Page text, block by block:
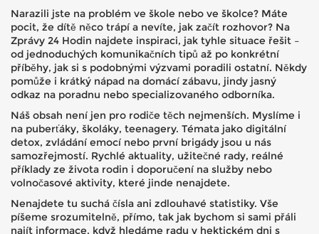
Narazili jste na problém ve škole nebo ve školce? Máte
pocit, že dítě něco trápí a nevíte, jak začít rozhovor? Na
Zprávy 24 Hodin najdete inspiraci, jak tyhle situace řešit –
od jednoduchých komunikačních tipů až po konkrétní
příběhy, jak si s podobnými výzvami poradili ostatní. Někdy
pomůže i krátký nápad na domácí zábavu, jindy jasný
odkaz na poradnu nebo specializovaného odborníka.
Náš obsah není jen pro rodiče těch nejmenších. Myslíme i
na puberťáky, školáky, teenagery. Témata jako digitální
detox, zvládání emocí nebo první brigády jsou u nás
samozřejmostí. Rychlé aktuality, užitečné rady, reálné
příklady ze života rodin i doporučení na služby nebo
volnočasové aktivity, které jinde nenajdete.
Nenajdete tu suchá čísla ani zdlouhavé statistiky. Vše
píšeme srozumitelně, přímo, tak jak bychom si sami přáli
najít informace, když hledáme radu v hektickém dni s